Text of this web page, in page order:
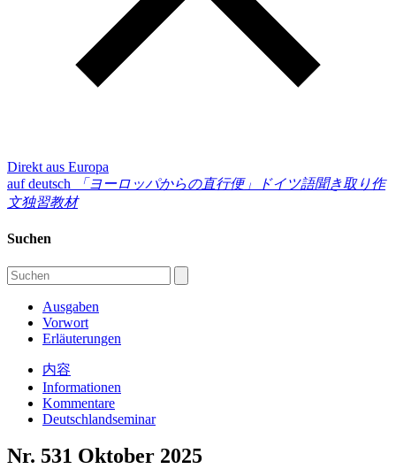
Direkt aus Europa
auf deutsch
「ヨーロッパからの直行便」
ドイツ語聞き取り作
文独習教材
Suchen
Ausgaben
Vorwort
Erläuterungen
内容
Informationen
Kommentare
Deutschlandseminar
Nr. 531 Oktober 2025